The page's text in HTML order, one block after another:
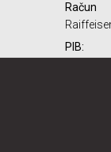
Račun
PIB: